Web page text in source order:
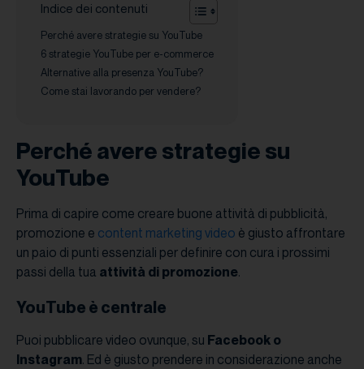
Indice dei contenuti
Perché avere strategie su YouTube
6 strategie YouTube per e-commerce
Alternative alla presenza YouTube?
Come stai lavorando per vendere?
Perché avere strategie su
YouTube
Prima di capire come creare buone attività di pubblicità,
promozione e content marketing video è giusto affrontare
un paio di punti essenziali per definire con cura i prossimi
passi della tua attività di promozione.
YouTube è centrale
Puoi pubblicare video ovunque, su Facebook o
Instagram. Ed è giusto prendere in considerazione anche